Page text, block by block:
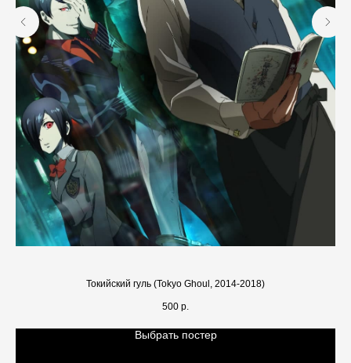
Токийский гуль (Tokyo Ghoul, 2014-2018)
500 р.
Выбрать постер